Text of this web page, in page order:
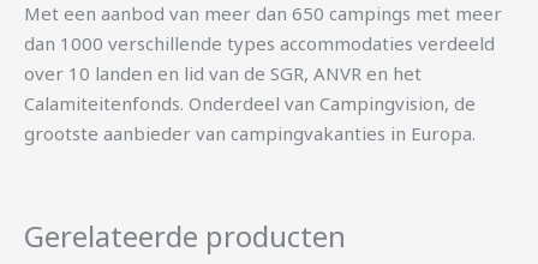
Met een aanbod van meer dan 650 campings met meer
dan 1000 verschillende types accommodaties verdeeld
over 10 landen en lid van de SGR, ANVR en het
Calamiteitenfonds. Onderdeel van Campingvision, de
grootste aanbieder van campingvakanties in Europa.
Gerelateerde producten